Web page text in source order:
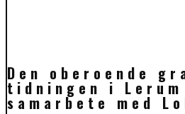
Den oberoende
tidningen i
samarbete med